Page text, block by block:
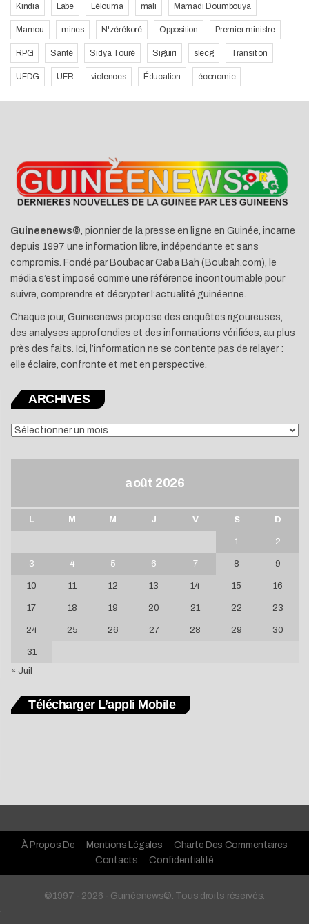
Kindia Labe Lélouma mali Mamadi Doumbouya
Mamou mines N'zérékoré Opposition Premier ministre
RPG Santé Sidya Touré Siguiri slecg Transition
UFDG UFR violences Éducation économie
Guineenews©, pionnier de la presse en ligne en Guinée, incarne
depuis 1997 une information libre, indépendante et sans
compromis. Fondé par Boubacar Caba Bah (Boubah.com), le
média s’est imposé comme une référence incontournable pour
suivre, comprendre et décrypter l’actualité guinéenne.
Chaque jour, Guineenews propose des enquêtes rigoureuses,
des analyses approfondies et des informations vérifiées, au plus
près des faits. Ici, l’information ne se contente pas de relayer :
elle éclaire, confronte et met en perspective.
ARCHIVES
ARCHIVES
août 2026
L M M J V S D
1 2
3 4 5 6 7 8 9
10 11 12 13 14 15 16
17 18 19 20 21 22 23
24 25 26 27 28 29 30
31
« Juil
Télécharger L’appli Mobile
À Propos De Mentions Légales
Charte Des Commentaires
Contacts
Confidentialité
©1997 - 2026 - Guinéenews©. Tous droits réservés.